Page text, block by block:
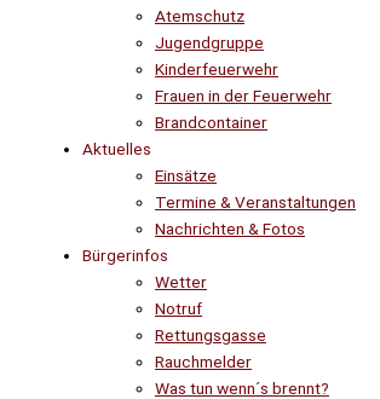
Atemschutz
Jugendgruppe
Kinderfeuerwehr
Frauen in der Feuerwehr
Brandcontainer
Aktuelles
Einsätze
Termine & Veranstaltungen
Nachrichten & Fotos
Bürgerinfos
Wetter
Notruf
Rettungsgasse
Rauchmelder
Was tun wenn´s brennt?